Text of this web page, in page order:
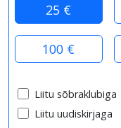
25 €
100 €
Liitu sõbraklubiga
Liitu uudiskirjaga